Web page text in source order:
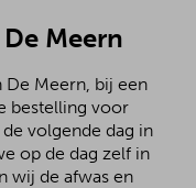
Meern
Meern, bij een
bestelling voor
volgende dag in
op de dag zelf in
wij de afwas en